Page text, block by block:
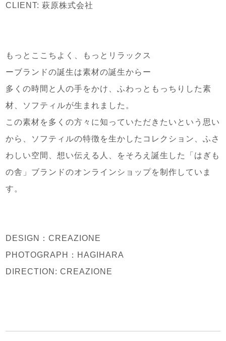
CLIENT:萩原株式会社
もっとここちよく、もっとリラックス
ーブランドの誕生は素材の誕生からー
多くの時間と人の手をかけ、ふわっともっちりした素
材、ソフティルが生まれました。
この素材を多くの方々に知っていただきたいという思い
から、ソフティルの特徴を生かしたコレクション、ふさ
わしい空間、想い伝える人、をそろえ誕生した「はぎも
の舎」ブランドのオンラインショップを制作していま
す。
DESIGN ：CREAZIONE
PHOTOGRAPH
： HAGIHARA
DIRECTION: CREAZIONE